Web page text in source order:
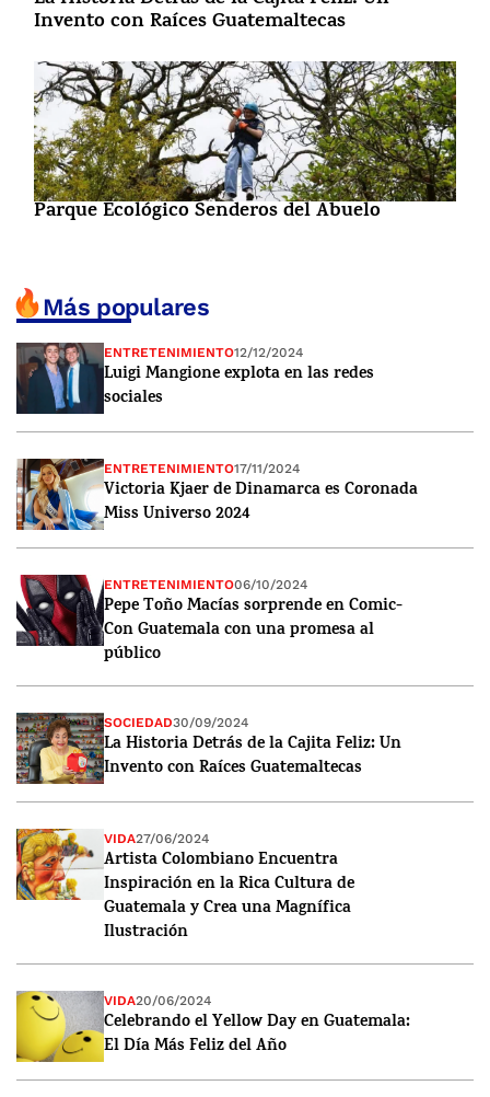
Invento con Raíces Guatemaltecas
Parque Ecológico Senderos del Abuelo
Más populares
ENTRETENIMIENTO12/12/2024
Luigi Mangione explota en las redes
sociales
ENTRETENIMIENTO17/11/2024
Victoria Kjaer de Dinamarca es Coronada
Miss Universo 2024
ENTRETENIMIENTO06/10/2024
Pepe Toño Macías sorprende en Comic-
Con Guatemala con una promesa al
público
SOCIEDAD30/09/2024
La Historia Detrás de la Cajita Feliz: Un
Invento con Raíces Guatemaltecas
VIDA27/06/2024
Artista Colombiano Encuentra
Inspiración en la Rica Cultura de
Guatemala y Crea una Magnífica
Ilustración
VIDA20/06/2024
Celebrando el Yellow Day en Guatemala:
El Día Más Feliz del Año